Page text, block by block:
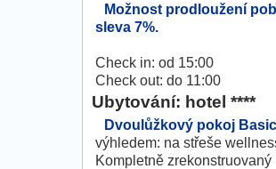
Možnost prodloužení
sleva 7%.
Check in: od 15:00
Check out: do 11:00
Ubytování: hotel ****
Dvoulůžkový pokoj Basic
výhledem: na střeše
Kompletně